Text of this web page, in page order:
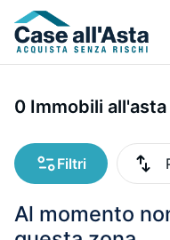
0 Immobili
Filtri
Al momento